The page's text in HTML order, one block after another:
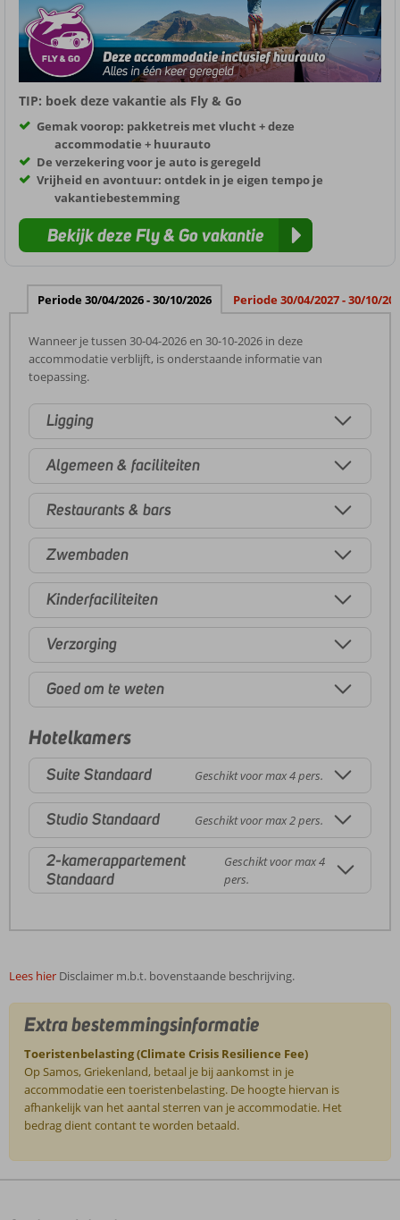
TIP: boek deze vakantie als Fly & Go
Gemak voorop: pakketreis met vlucht + deze
accommodatie + huurauto
De verzekering voor je auto is geregeld
Vrijheid en avontuur: ontdek in je eigen tempo je
vakantiebestemming
Bekijk deze Fly & Go vakantie
Periode 30/04/2026 - 30/10/2026 Periode 30/04/2027 - 30/10/
Wanneer je tussen 30-04-2026 en 30-10-2026 in deze
accommodatie verblijft, is onderstaande informatie van
toepassing.
Ligging
Algemeen & faciliteiten
Restaurants & bars
Zwembaden
Kinderfaciliteiten
Verzorging
Goed om te weten
Hotelkamers
Suite Standaard Geschikt voor max 4 pers.
Studio Standaard Geschikt voor max 2 pers.
2-kamerappartement
Standaard
Geschikt voor max 4
pers.
Lees hier Disclaimer m.b.t. bovenstaande beschrijving.
Extra bestemmingsinformatie
Toeristenbelasting (Climate Crisis Resilience Fee)
Op Samos, Griekenland, betaal je bij aankomst in je
accommodatie een toeristenbelasting. De hoogte hiervan is
afhankelijk van het aantal sterren van je accommodatie. Het
bedrag dient contant te worden betaald.